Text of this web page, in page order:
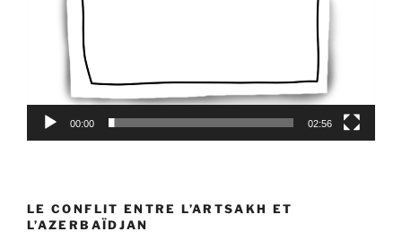
00:00 02:56
LE CONFLIT ENTRE L’ARTSAKH ET
L’AZERBAÏDJAN